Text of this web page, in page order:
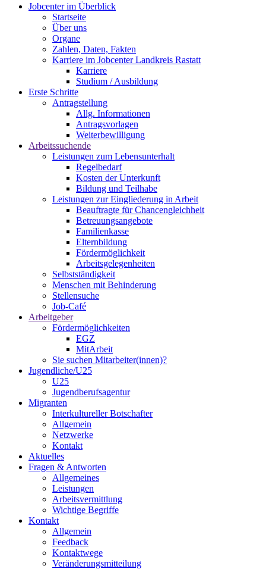
Jobcenter im Überblick
Startseite
Über uns
Organe
Zahlen, Daten, Fakten
Karriere im Jobcenter Landkreis Rastatt
Karriere
Studium / Ausbildung
Erste Schritte
Antragstellung
Allg. Informationen
Antragsvorlagen
Weiterbewilligung
Arbeitssuchende
Leistungen zum Lebensunterhalt
Regelbedarf
Kosten der Unterkunft
Bildung und Teilhabe
Leistungen zur Eingliederung in Arbeit
Beauftragte für Chancengleichheit
Betreuungsangebote
Familienkasse
Elternbildung
Fördermöglichkeit
Arbeitsgelegenheiten
Selbstständigkeit
Menschen mit Behinderung
Stellensuche
Job-Café
Arbeitgeber
Fördermöglichkeiten
EGZ
MitArbeit
Sie suchen Mitarbeiter(innen)?
Jugendliche/U25
U25
Jugendberufsagentur
Migranten
Interkultureller Botschafter
Allgemein
Netzwerke
Kontakt
Aktuelles
Fragen & Antworten
Allgemeines
Leistungen
Arbeitsvermittlung
Wichtige Begriffe
Kontakt
Allgemein
Feedback
Kontaktwege
Veränderungsmitteilung